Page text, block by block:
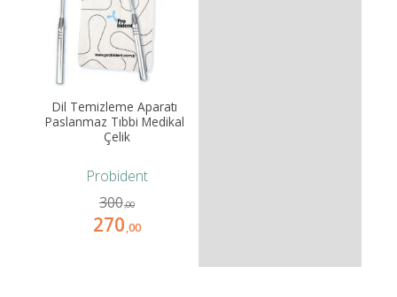
Dil Temizleme Aparatı
Paslanmaz Tıbbi Medikal
Çelik
Probident
300,00
270,00